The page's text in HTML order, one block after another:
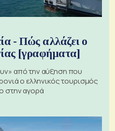
- Πώς αλλάζει ο
[γραφήματα]
από την αύξηση που
ο ελληνικός τουρισμός
στην αγορά